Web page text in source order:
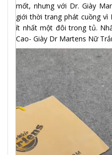
mốt, nhưng với Dr. Giày
giới thời trang phát cuồng vì
ít nhất một đôi trong tủ.
Cao- Giày Dr Martens Nữ
Trình
chơi
Video